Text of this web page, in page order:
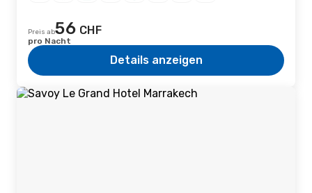
Preis ab56 CHF
pro Nacht
Details anzeigen